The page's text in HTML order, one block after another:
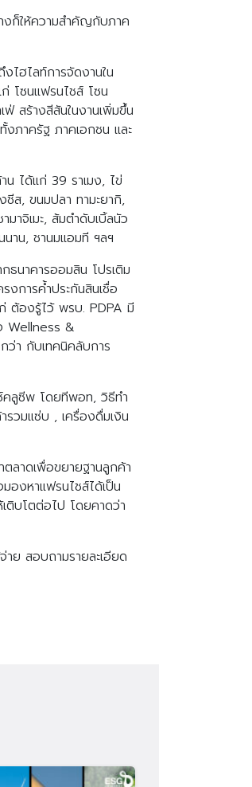
งก็ให้ความสำคัญกับภาค
ฮไลท์การจัดงานใน
โซนแฟรนไชส์ โซน
ฟ่ สร้างสีสันในงานเพิ่มขึ้น
ภาครัฐ ภาคเอกชน และ
ได้แก่ 39 ราเมง, ไข่
ชีส, ขนมปลา ทามะยากิ,
าจิเมะ, ส้มตำดับเบิ้ลนัว
าน, ชานมแอมที ฯลฯ
ธนาคารออมสิน โปรเติม
การค้ำประกันสินเชื่อ
ต้องรู้ไว้ พรบ. PDPA มี
Wellness &
า กับเทคนิคลับการ
คลูซีพ โดยทีพอท, วิธีทำ
รวมแซ่บ , เครื่องดื่มเงิน
ลาดเพื่อขยายฐานลูกค้า
องหาแฟรนไชส์ได้เป็น
ติบโตต่อไป โดยคาดว่า
ย สอบถามรายละเอียด